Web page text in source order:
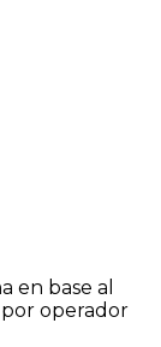
en base al
operador